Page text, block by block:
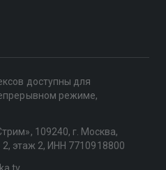
доступны для
режиме,
109240, г. Москва,
2, этаж 2, ИНН 7710918800